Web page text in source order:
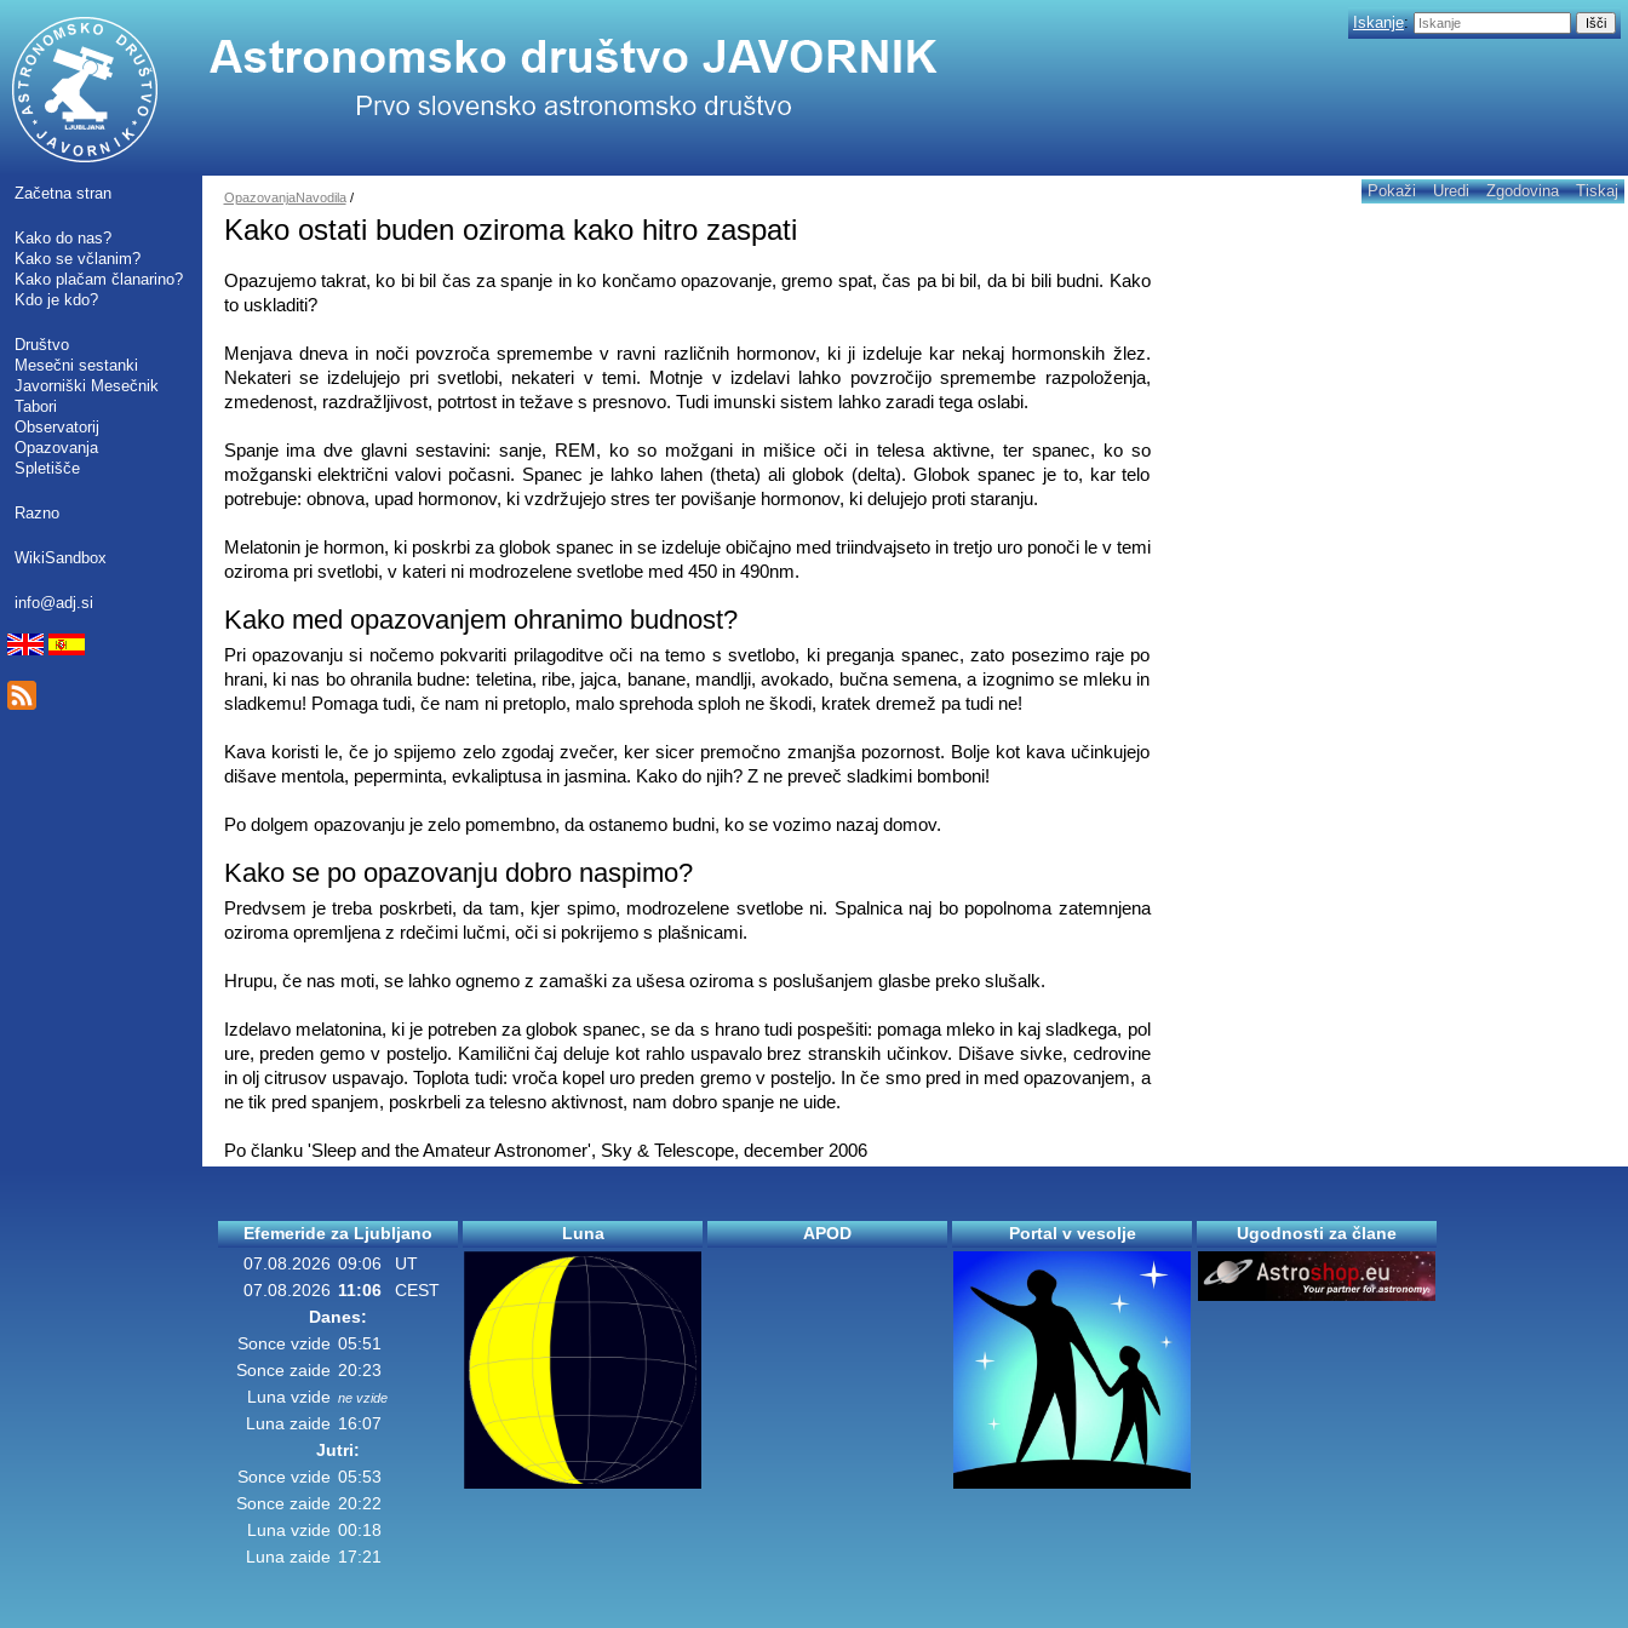
Iskanje:
Začetna stran
Kako do nas?
Kako se včlanim?
Kako plačam članarino?
Kdo je kdo?
Društvo
Mesečni sestanki
Javorniški Mesečnik
Tabori
Observatorij
Opazovanja
Spletišče
Razno
WikiSandbox
info@adj.si
Pokaži Uredi Zgodovina Tiskaj
OpazovanjaNavodila/
Kako ostati buden oziroma kako hitro zaspati
Opazujemo takrat, ko bi bil čas za spanje in ko končamo opazovanje, gremo spat, čas pa bi bil, da bi bili budni. Kako
to uskladiti?
Menjava dneva in noči povzroča spremembe v ravni različnih hormonov, ki ji izdeluje kar nekaj hormonskih žlez.
Nekateri se izdelujejo pri svetlobi, nekateri v temi. Motnje v izdelavi lahko povzročijo spremembe razpoloženja,
zmedenost, razdražljivost, potrtost in težave s presnovo. Tudi imunski sistem lahko zaradi tega oslabi.
Spanje ima dve glavni sestavini: sanje, REM, ko so možgani in mišice oči in telesa aktivne, ter spanec, ko so
možganski električni valovi počasni. Spanec je lahko lahen (theta) ali globok (delta). Globok spanec je to, kar telo
potrebuje: obnova, upad hormonov, ki vzdržujejo stres ter povišanje hormonov, ki delujejo proti staranju.
Melatonin je hormon, ki poskrbi za globok spanec in se izdeluje običajno med triindvajseto in tretjo uro ponoči le v temi
oziroma pri svetlobi, v kateri ni modrozelene svetlobe med 450 in 490nm.
Kako med opazovanjem ohranimo budnost?
Pri opazovanju si nočemo pokvariti prilagoditve oči na temo s svetlobo, ki preganja spanec, zato posezimo raje po
hrani, ki nas bo ohranila budne: teletina, ribe, jajca, banane, mandlji, avokado, bučna semena, a izognimo se mleku in
sladkemu! Pomaga tudi, če nam ni pretoplo, malo sprehoda sploh ne škodi, kratek dremež pa tudi ne!
Kava koristi le, če jo spijemo zelo zgodaj zvečer, ker sicer premočno zmanjša pozornost. Bolje kot kava učinkujejo
dišave mentola, peperminta, evkaliptusa in jasmina. Kako do njih? Z ne preveč sladkimi bomboni!
Po dolgem opazovanju je zelo pomembno, da ostanemo budni, ko se vozimo nazaj domov.
Kako se po opazovanju dobro naspimo?
Predvsem je treba poskrbeti, da tam, kjer spimo, modrozelene svetlobe ni. Spalnica naj bo popolnoma zatemnjena
oziroma opremljena z rdečimi lučmi, oči si pokrijemo s plašnicami.
Hrupu, če nas moti, se lahko ognemo z zamaški za ušesa oziroma s poslušanjem glasbe preko slušalk.
Izdelavo melatonina, ki je potreben za globok spanec, se da s hrano tudi pospešiti: pomaga mleko in kaj sladkega, pol
ure, preden gemo v posteljo. Kamilični čaj deluje kot rahlo uspavalo brez stranskih učinkov. Dišave sivke, cedrovine
in olj citrusov uspavajo. Toplota tudi: vroča kopel uro preden gremo v posteljo. In če smo pred in med opazovanjem, a
ne tik pred spanjem, poskrbeli za telesno aktivnost, nam dobro spanje ne uide.
Po članku 'Sleep and the Amateur Astronomer', Sky & Telescope, december 2006
Efemeride za Ljubljano
07.08.2026 09:06
UT
07.08.2026 11:06
CEST
Danes:
Sonce vzide 05:51
Sonce zaide 20:23
Luna vzide ne vzide
Luna zaide 16:07
Jutri:
Sonce vzide 05:53
Sonce zaide 20:22
Luna vzide 00:18
Luna zaide 17:21
Luna APOD Portal v vesolje Ugodnosti za člane